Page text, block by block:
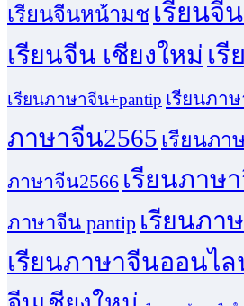
เรียนจีนหน้ามช เรียนจี
เรียนจีน เชียงใหม่ เ
เรียนภาษาจีน+pantip เรียนภา
ภาษาจีน2565 เรียนภา
ภาษาจีน2566 เรียนภาษ
ภาษาจีน pantip เรียนภา
เรียนภาษาจีนออนไล